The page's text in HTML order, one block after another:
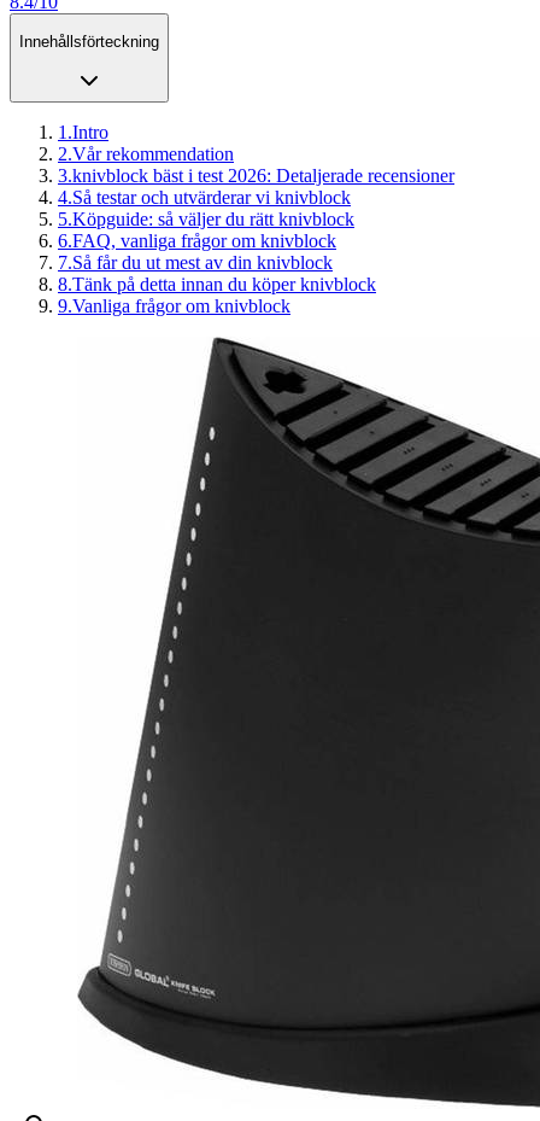
Innehållsförteckning
1 .Intro
2.Vår rekommendation
3.knivblock bäst i test 2026: Detaljerade recensioner
4.Så testar och utvärderar vi knivblock
5.Köpguide: så väljer du rätt knivblock
6.FAQ, vanliga frågor om knivblock
7.Så får du ut mest av din knivblock
8.Tänk på detta innan du köper knivblock
9.Vanliga frågor om knivblock